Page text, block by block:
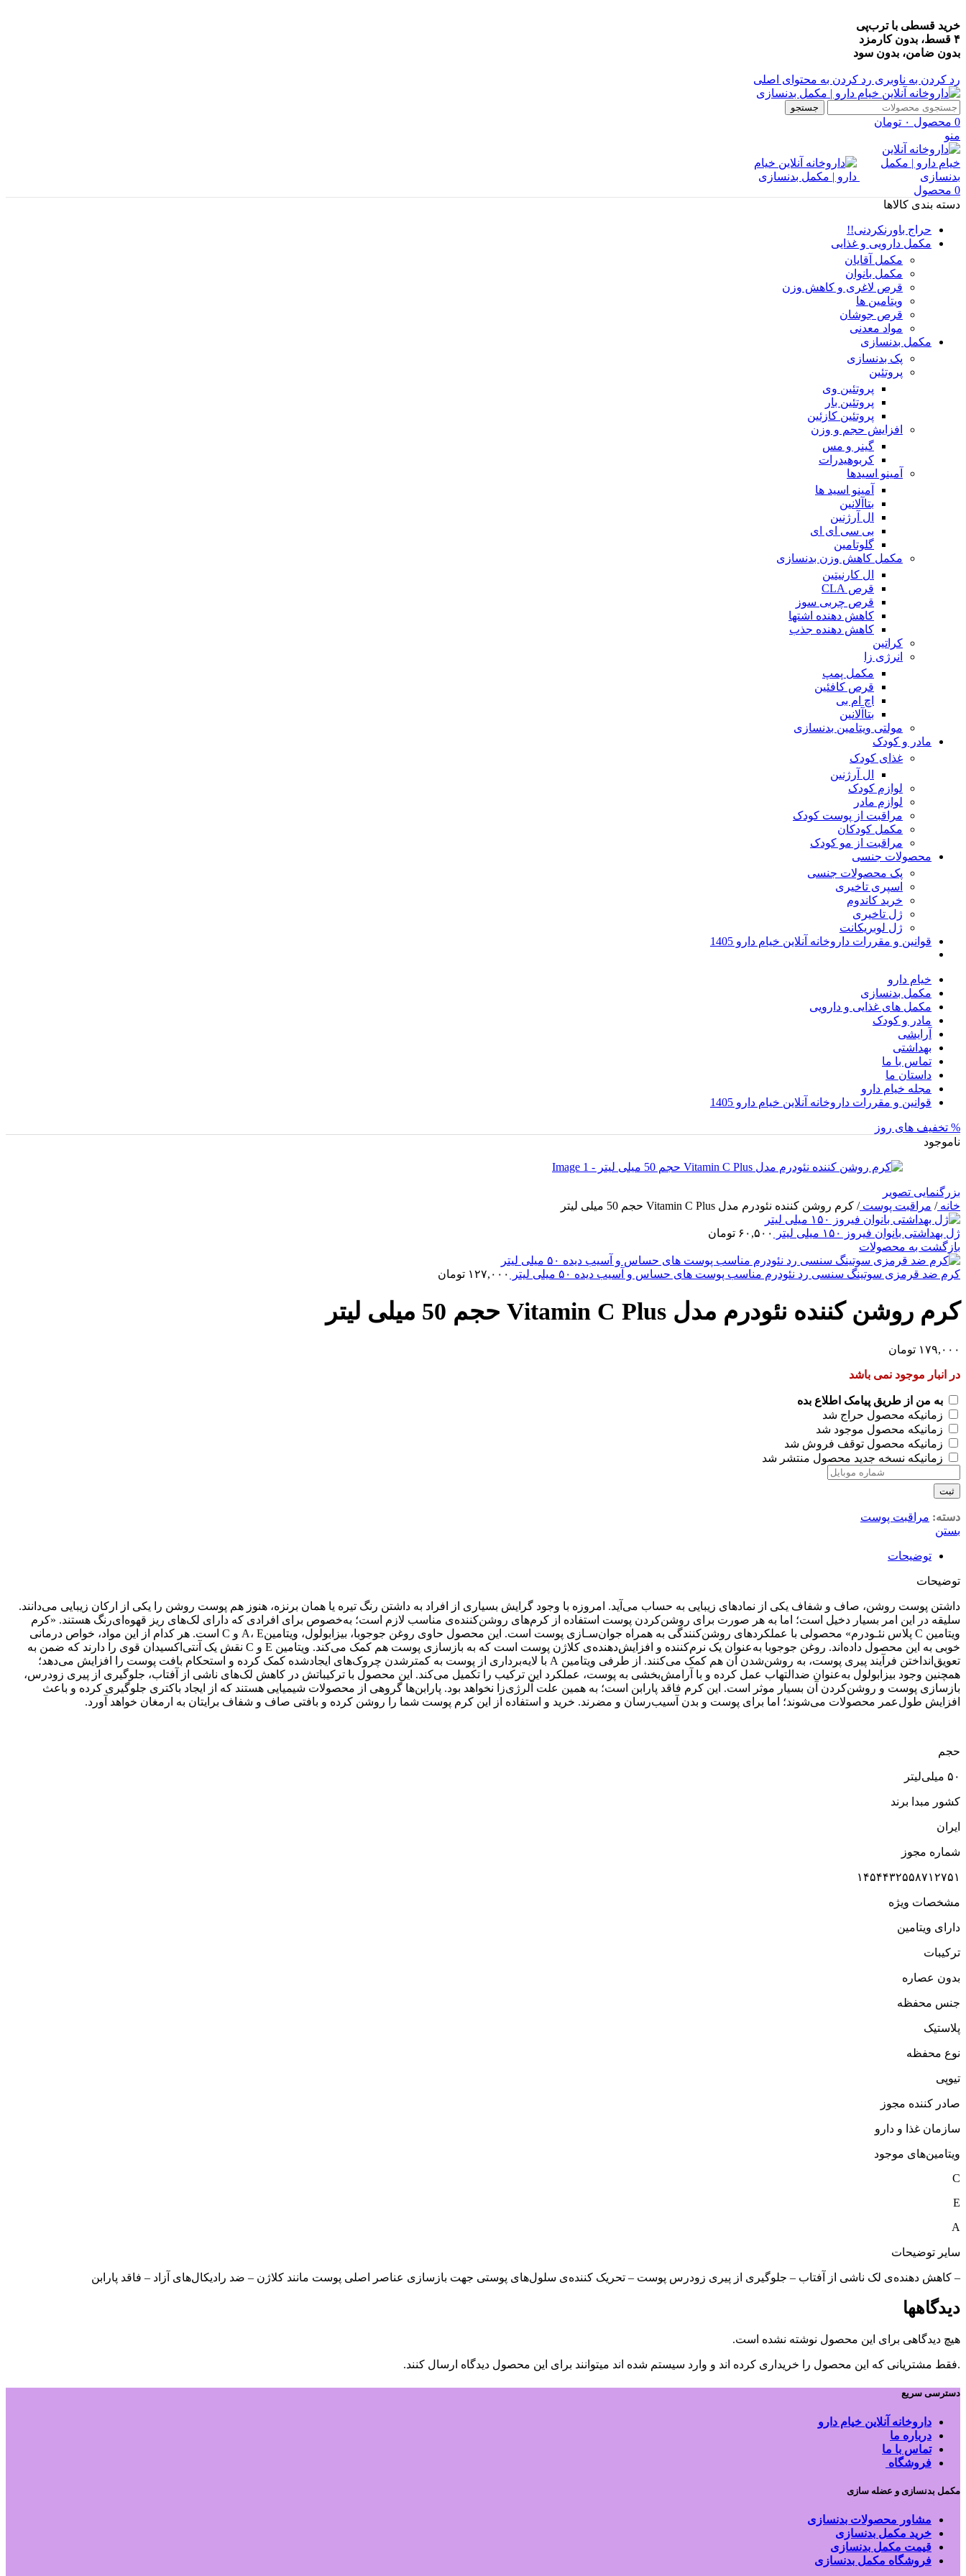
خرید قسطی با ترب‌پی
۴ قسط، بدون کارمزد
بدون ضامن، بدون سود
رد کردن به ناوبری رد کردن به محتوای اصلی
جستجو
0 محصول ۰ تومان
منو
0 محصول
دسته بندی کالاها
حراج باورنکردنی!!
مکمل دارویی و غذایی
مکمل آقایان
مکمل بانوان
قرص لاغری و کاهش وزن
ویتامین ها
قرص جوشان
مواد معدنی
مکمل بدنسازی
پک بدنسازی
پروتئین
پروتئین وی
پروتئین بار
پروتئین کازئین
افزایش حجم و وزن
گینر و مس
کربوهیدرات
آمینو اسیدها
آمینو اسید ها
بتاآلانین
ال آرژنین
بی سی ای ای
گلوتامین
مکمل کاهش وزن بدنسازی
ال کارنیتین
قرص CLA
قرص چربی سوز
کاهش دهنده اشتها
کاهش دهنده جذب
کراتین
انرژی زا
مکمل پمپ
قرص کافئین
اچ ام بی
بتاآلانین
مولتی ویتامین بدنسازی
مادر و کودک
غذای کودک
ال آرژنین
لوازم کودک
لوازم مادر
مراقبت از پوست کودک
مکمل کودکان
مراقبت از مو کودک
محصولات جنسی
پک محصولات جنسی
اسپری تاخیری
خرید کاندوم
ژل تاخیری
ژل لوبریکانت
قوانین و مقررات داروخانه آنلاین خیام دارو 1405
خیام دارو
مکمل بدنسازی
مکمل های غذایی و دارویی
مادر و کودک
آرایشی
بهداشتی
تماس با ما
داستان ما
مجله خیام دارو
قوانین و مقررات داروخانه آنلاین خیام دارو 1405
% تخفیف های روز
ناموجود
بزرگنمایی تصویر
خانه/ مراقبت پوست/ کرم روشن کننده نئودرم مدل Vitamin C Plus حجم 50 میلی لیتر
ژل بهداشتی بانوان فیروز ۱۵۰ میلی لیتر ۶۰,۵۰۰ تومان
بازگشت به محصولات
کرم ضد قرمزی سوتینگ سنسی رد نئودرم مناسب پوست های حساس و آسیب دیده ۵۰ میلی لیتر ۱۲۷,۰۰۰ تومان
کرم روشن کننده نئودرم مدل Vitamin C Plus حجم 50 میلی لیتر
۱۷۹,۰۰۰ تومان
در انبار موجود نمی باشد
به من از طریق پیامک اطلاع بده
زمانیکه محصول حراج شد
زمانیکه محصول موجود شد
زمانیکه محصول توقف فروش شد
زمانیکه نسخه جدید محصول منتشر شد
ثبت
دسته: مراقبت پوست
بستن
توضیحات
توضیحات
داشتن پوست روشن، صاف و شفاف یکی از نمادهای زیبایی به حساب می‌آید. امروزه با وجود گرایش بسیاری از افراد به داشتن رنگ تیره یا همان برنزه، هنوز هم پوست روشن را یکی از ارکان زیبایی‌ می‌دانند.
سلیقه در این امر بسیار دخیل است؛ اما به هر صورت برای روشن‌کردن پوست استفاده از کرم‌های روشن‌کننده‌ی مناسب لازم است؛ به‌خصوص برای افرادی که دارای لک‌های ریز قهوه‌ای‌رنگ هستند. «کرم
ویتامین C پلاس نئـودرم» محصولی با عملکرد‌های روشن‌کنندگی به همراه جوان‌سـازی پوست است. این محصول حاوی روغن جوجوبا، بیزابولول، ویتامینA، E و C است. هر کدام از این مواد، خواص درمانی
خوبی به این محصول داده‌اند. روغن جوجوبا به‌عنوان یک نرم‌کننده و افزایش‌دهنده‌ی کلاژن پوست است که به بازسازی پوست هم کمک می‌کند. ویتامین E و C نقش یک آنتی‌اکسیدان قوی را دارند که ضمن به
تعویق‌انداختن فرآیند پیری پوست، به روشن‌شدن آن هم کمک می‌کنند. از طرفی ویتامین A با لایه‌برداری از پوست به کمترشدن چروک‌های ایجادشده کمک کرده و استحکام بافت پوست را افزایش می‌دهد؛
همچنین وجود بیزابولول به‌عنوان ضدالتهاب عمل کرده و با آرامش‌بخشی به پوست، عملکرد این ترکیب را تکمیل می‌کند. این محصول با ترکیباتش در کاهش لک‌های ناشی از آفتاب، جلوگیری از پیری زودرس،
بازسازی پوست و روشن‌کردن آن بسیار موثر است. این کرم فاقد پارابن است؛ به همین علت آلرژی‌زا نخواهد بود. پارابن‌ها گروهی از محصولات شیمیایی هستند که از ایجاد باکتری جلوگیری کرده و باعث
افزایش طول‌عمر محصولات می‌شوند؛ اما برای پوست و بدن آسیب‌رسان و مضرند. خرید و استفاده از این کرم پوست شما را روشن کرده و بافتی صاف و شفاف برایتان به ارمغان خواهد آورد.
حجم
۵۰ میلی‌لیتر
کشور مبدا برند
ایران
شماره مجوز
۱۴۵۴۴۳۲۵۵۸۷۱۲۷۵۱
مشخصات ویژه
دارای ویتامین
ترکیبات
بدون عصاره
جنس محفظه
پلاستیک
نوع محفظه
تیوپی
صادر کننده مجوز
سازمان غذا و دارو
ویتامین‌های موجود
C
E
A
سایر توضیحات
– کاهش دهنده‌ی لک ناشی از آفتاب – جلوگیری از پیری زودرس پوست – تحریک کننده‌ی سلول‌های پوستی جهت بازسازی عناصر اصلی پوست مانند کلاژن – ضد رادیکال‌های آزاد – فاقد پارابن
دیدگاهها
هیچ دیدگاهی برای این محصول نوشته نشده است.
.فقط مشتریانی که این محصول را خریداری کرده اند و وارد سیستم شده اند میتوانند برای این محصول دیدگاه ارسال کنند.
دسترسی سریع
داروخانه آنلاین خیام دارو
درباره ما
تماس با ما
فروشگاه
مکمل بدنسازی و عضله سازی
مشاور محصولات بدنسازی
خرید مکمل بدنسازی
قیمت مکمل بدنسازی
فروشگاه مکمل بدنسازی